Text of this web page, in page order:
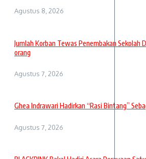
Agustus 8, 2026
Jumlah Korban Tewas Penembakan Sekolah
orang
Agustus 7, 2026
Ghea Indrawari Hadirkan “Rasi Bintang”
Agustus 7, 2026